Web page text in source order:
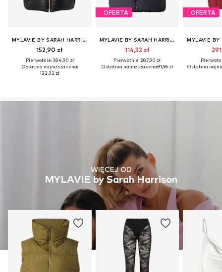
MYLAVIE BY SARAH HARRISON
152,90 zł
Pierwotnie: 384,90 zł
Ostatnia najniższa cena:
122,32 zł
OFERTA
MYLAVIE BY SARAH HARRISON
114,32 zł
Pierwotnie: 287,90 zł
Ostatnia najniższa cena:91,96 zł
OFERTA
Ostatnia
WIĘCEJ OD
MYLAVIE by Sarah Harrison